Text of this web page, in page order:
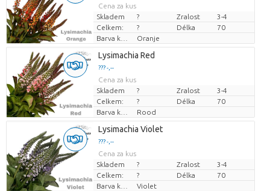
Cena za kus
Skladem
? Zralost
3-4
Celkem:
? Délka
70
Barva květu
Oranje
Lysimachia Red
??? -,--
Cena za kus
Skladem
? Zralost
3-4
Celkem:
? Délka
70
Barva květu
Rood
Lysimachia Violet
??? -,--
Cena za kus
Skladem
? Zralost
3-4
Celkem:
? Délka
70
Barva květu
Violet